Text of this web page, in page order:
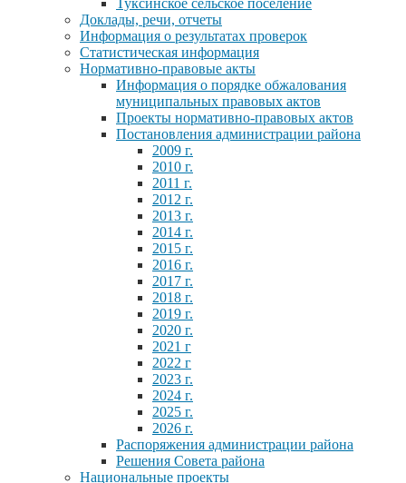
Доклады, речи, отчеты
Информация о результатах проверок
Статистическая информация
Нормативно-правовые акты
Информация о порядке обжалования
муниципальных правовых актов
Проекты нормативно-правовых актов
Постановления администрации района
2009 г.
2010 г.
2011 г.
2012 г.
2013 г.
2014 г.
2015 г.
2016 г.
2017 г.
2018 г.
2019 г.
2020 г.
2021 г
2022 г
2023 г.
2024 г.
2025 г.
2026 г.
Распоряжения администрации района
Решения Совета района
Национальные проекты